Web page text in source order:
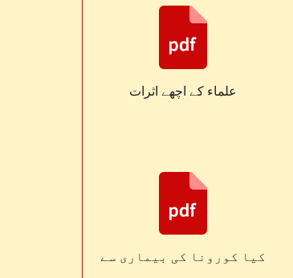
علماء کے اچھے اثرات
کیا کورونا کی بیماری سے